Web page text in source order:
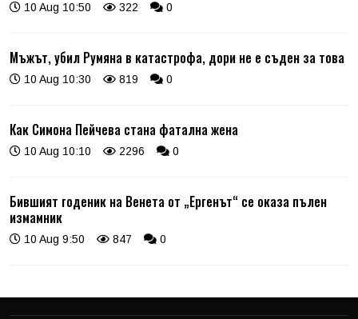
10 Aug 10:50 322 0
Мъжът, убил Румяна в катастрофа, дори не е съден за това
10 Aug 10:30 819 0
Как Симона Пейчева стана фатална жена
10 Aug 10:10 2296 0
Бившият годеник на Венета от „Ергенът“ се оказа пълен
измамник
10 Aug 9:50 847 0